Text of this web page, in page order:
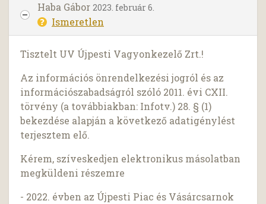
Haba Gábor 2023. február 6.
Ismeretlen
Tisztelt UV Újpesti Vagyonkezelő Zrt.!
Az információs önrendelkezési jogról és az
információszabadságról szóló 2011. évi CXII.
törvény (a továbbiakban: Infotv.) 28. § (1)
bekezdése alapján a következő adatigénylést
terjesztem elő.
Kérem, szíveskedjen elektronikus másolatban
megküldeni részemre
- 2022. évben az Újpesti Piac és Vásárcsarnok